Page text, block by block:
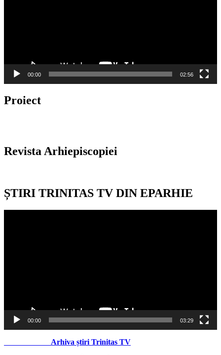
00:00 02:56
Proiect
Revista Arhiepiscopiei
ȘTIRI TRINITAS TV DIN EPARHIE
00:00 03:29
Arhiva știri Trinitas TV